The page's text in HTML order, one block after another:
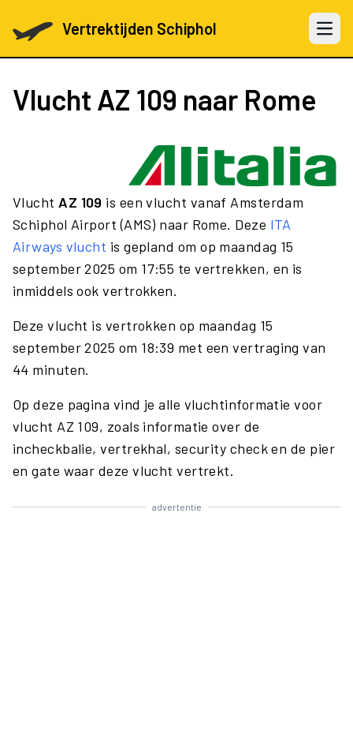
Vertrektijden Schiphol Open
Vlucht AZ 109 naar Rome
Vlucht AZ 109 is een vlucht vanaf Amsterdam
Schiphol Airport (AMS) naar Rome. Deze ITA
Airways vlucht is gepland om op maandag 15
september 2025 om 17:55 te vertrekken, en is
inmiddels ook vertrokken.
Deze vlucht is vertrokken op maandag 15
september 2025 om 18:39 met een vertraging van
44 minuten.
Op deze pagina vind je alle vluchtinformatie voor
vlucht AZ 109, zoals informatie over de
incheckbalie, vertrekhal, security check en de pier
en gate waar deze vlucht vertrekt.
advertentie